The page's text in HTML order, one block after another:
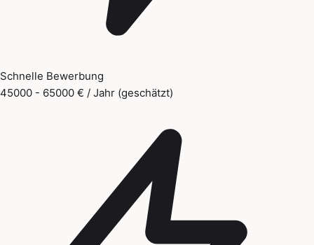
Schnelle Bewerbung
45000 - 65000 € / Jahr (geschätzt)